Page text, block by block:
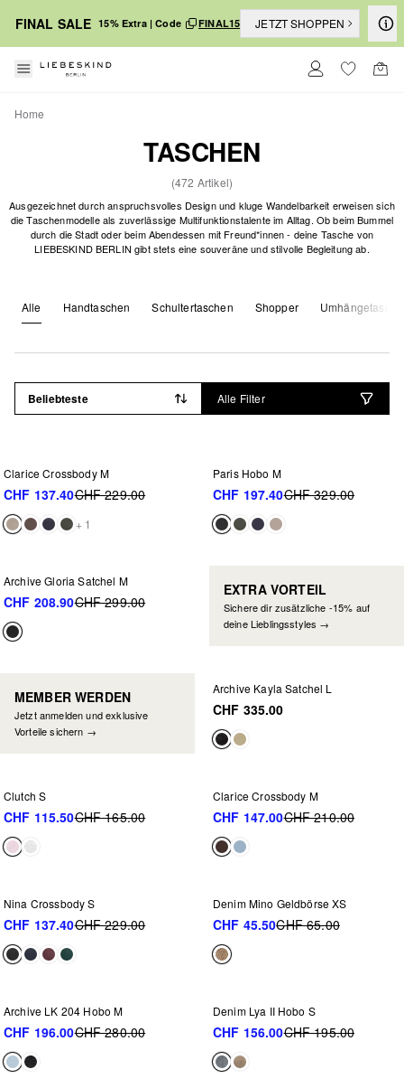
FINAL SALE 15% Extra | Code FINAL15 JETZT SHOPPEN
Home
TASCHEN
(472 Artikel)
Ausgezeichnet durch anspruchsvolles Design und kluge Wandelbarkeit erweisen sich
die Taschenmodelle als zuverlässige Multifunktionstalente im Alltag. Ob beim Bummel
durch die Stadt oder beim Abendessen mit Freund*innen - deine Tasche von
LIEBESKIND BERLIN gibt stets eine souveräne und stilvolle Begleitung ab.
Alle Handtaschen Schultertaschen Shopper
Alle Filter
Beliebteste
Clarice Crossbody M
CHF 137.40CHF 229.00
+ 1
Paris Hobo M
CHF 197.40CHF 329.00
Archive Gloria Satchel M
CHF 208.90CHF 299.00
EXTRA VORTEIL
Sichere dir zusätzliche -15% auf
deine Lieblingsstyles →
MEMBER WERDEN
Jetzt anmelden und exklusive
Vorteile sichern →
Archive Kayla Satchel L
CHF 335.00
Clutch S
CHF 115.50CHF 165.00
Clarice Crossbody M
CHF 147.00CHF 210.00
WEITER REDUZIERT
Nina Crossbody S
CHF 137.40CHF 229.00
NEU IM SALE
Denim Mino Geldbörse XS
CHF 45.50CHF 65.00
WEITER REDUZIERT
Archive LK 204 Hobo M
CHF 196.00CHF 280.00
NEU IM SALE
Denim Lya II Hobo S
CHF 156.00CHF 195.00
WEITER REDUZIERT